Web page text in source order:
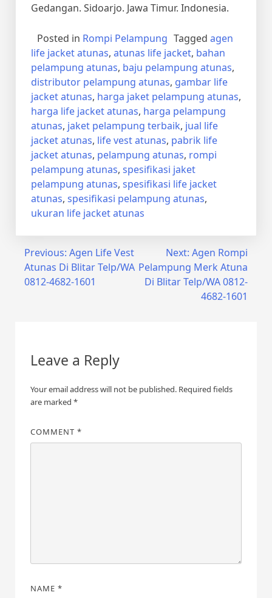
Gedangan. Sidoarjo. Jawa Timur. Indonesia.
Posted in Rompi Pelampung Tagged agen
life jacket atunas, atunas life jacket, bahan
pelampung atunas, baju pelampung atunas,
distributor pelampung atunas, gambar life
jacket atunas, harga jaket pelampung atunas,
harga life jacket atunas, harga pelampung
atunas, jaket pelampung terbaik, jual life
jacket atunas, life vest atunas, pabrik life
jacket atunas, pelampung atunas, rompi
pelampung atunas, spesifikasi jaket
pelampung atunas, spesifikasi life jacket
atunas, spesifikasi pelampung atunas,
ukuran life jacket atunas
Post
navigation
Previous: Agen Life Vest
Atunas Di Blitar Telp/WA
0812-4682-1601
Next: Agen Rompi
Pelampung Merk Atuna
Di Blitar Telp/WA 0812-
4682-1601
Leave a Reply
Your email address will not be published. Required fields
are marked *
COMMENT *
NAME *